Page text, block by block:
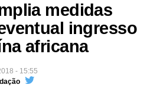
medidas
ingresso
africana
- 15:55